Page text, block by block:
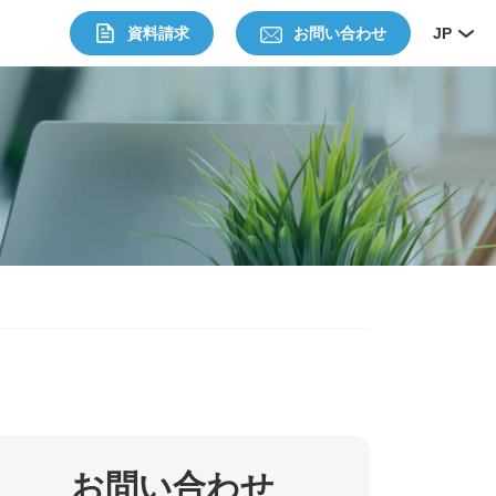
JP
資料請求 お問い合わせ
お問い合わせ